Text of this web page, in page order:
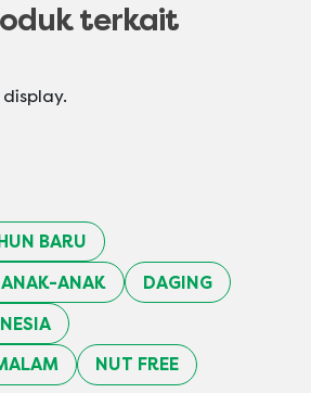
terkait
BARU
ANAK
DAGING
NUT FREE